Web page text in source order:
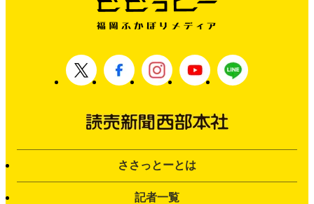
ささっとーとは
記者一覧